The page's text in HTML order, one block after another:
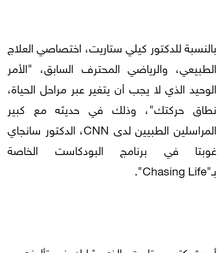
بالنسبة للدكتور كيلي ستاريت، اختصاصي العلاج
الطبيعي، والرياضي المحترف السابق، "الأمر
الوحيد الذي لا يجب أن يتغير عبر مراحل الحياة،
نطاق حركتك"، وذلك في حديثه مع كبير
المراسلين الطبيين لدى CNN، الدكتور سانجاي
غوبتا في برنامج البودكاست الخاصة
بـ"Chasing Life".